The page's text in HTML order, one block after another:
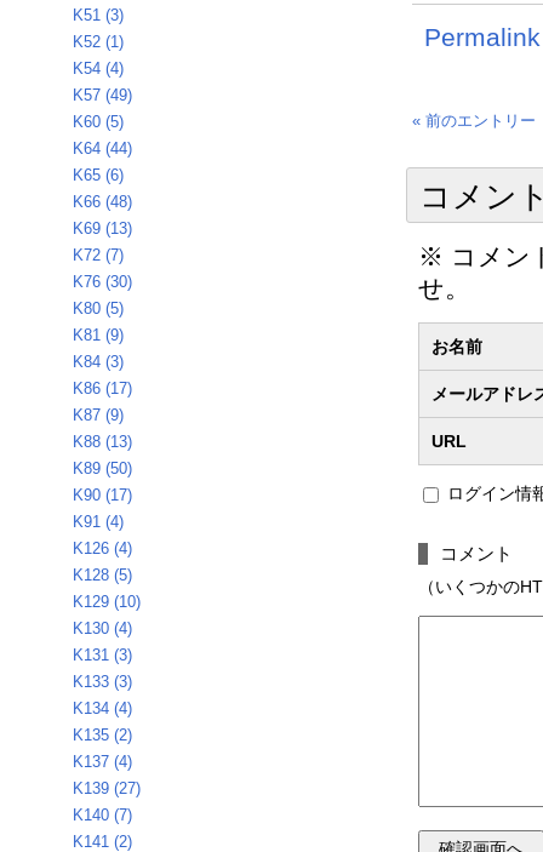
Permalink
« 前のエントリー
コメン
※ コメン
せ。
お名前
メールアドレ
URL
ログイン情
コメント
（いくつかの
K51 (3)
K52 (1)
K54 (4)
K57 (49)
K60 (5)
K64 (44)
K65 (6)
K66 (48)
K69 (13)
K72 (7)
K76 (30)
K80 (5)
K81 (9)
K84 (3)
K86 (17)
K87 (9)
K88 (13)
K89 (50)
K90 (17)
K91 (4)
K126 (4)
K128 (5)
K129 (10)
K130 (4)
K131 (3)
K133 (3)
K134 (4)
K135 (2)
K137 (4)
K139 (27)
K140 (7)
K141 (2)